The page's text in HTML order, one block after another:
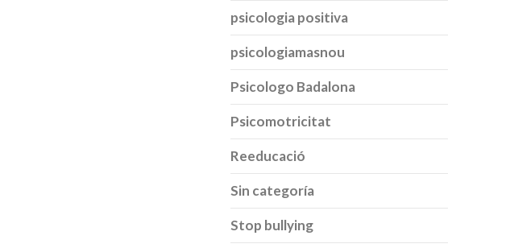
psicologia positiva
psicologiamasnou
Psicologo Badalona
Psicomotricitat
Reeducació
Sin categoría
Stop bullying